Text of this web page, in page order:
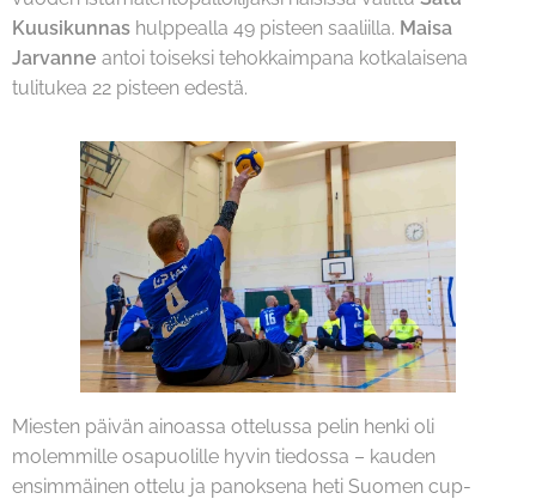
Kuusikunnas hulppealla 49 pisteen saaliilla. Maisa
Jarvanne antoi toiseksi tehokkaimpana kotkalaisena
tulitukea 22 pisteen edestä.
Miesten päivän ainoassa ottelussa pelin henki oli
molemmille osapuolille hyvin tiedossa – kauden
ensimmäinen ottelu ja panoksena heti Suomen cup-